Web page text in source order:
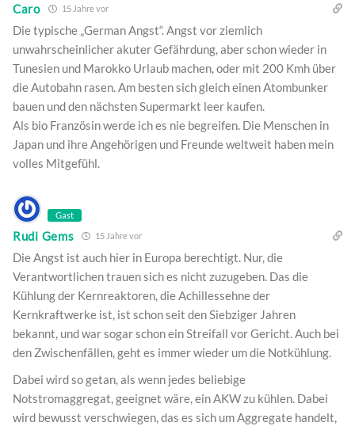
Caro 15 Jahre vor
Die typische „German Angst“. Angst vor ziemlich
unwahrscheinlicher akuter Gefährdung, aber schon wieder in
Tunesien und Marokko Urlaub machen, oder mit 200 Kmh über
die Autobahn rasen. Am besten sich gleich einen Atombunker
bauen und den nächsten Supermarkt leer kaufen.
Als bio Französin werde ich es nie begreifen. Die Menschen in
Japan und ihre Angehörigen und Freunde weltweit haben mein
volles Mitgefühl.
Gast
Rudi Gems 15 Jahre vor
Die Angst ist auch hier in Europa berechtigt. Nur, die
Verantwortlichen trauen sich es nicht zuzugeben. Das die
Kühlung der Kernreaktoren, die Achillessehne der
Kernkraftwerke ist, ist schon seit den Siebziger Jahren
bekannt, und war sogar schon ein Streifall vor Gericht. Auch bei
den Zwischenfällen, geht es immer wieder um die Notkühlung.
Dabei wird so getan, als wenn jedes beliebige
Notstromaggregat, geeignet wäre, ein AKW zu kühlen. Dabei
wird bewusst verschwiegen, das es sich um Aggregate handelt,